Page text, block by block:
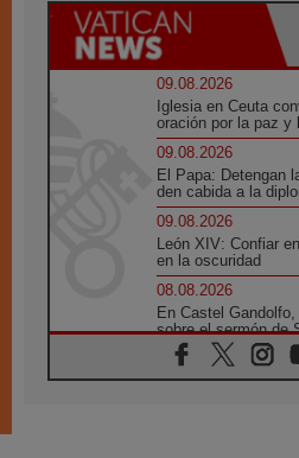
09.08.2026
Iglesia en Ceuta
oración por la paz y
09.08.2026
El Papa: Detengan
den cabida a la
09.08.2026
León XIV: Confiar
en la oscuridad
08.08.2026
En Castel
sobre el sermón de
08.08.2026
En Colombia, «la